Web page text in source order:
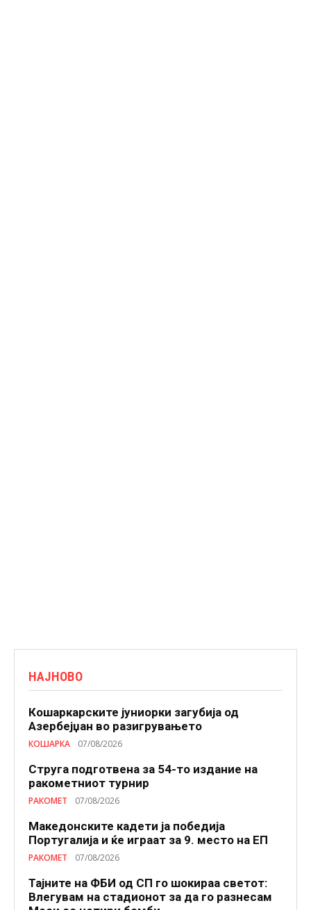
НАЈНОВО
Кошаркарските јуниорки загубија од
Азербејџан во разигрувањето
КОШАРКА 07/08/2026
Струга подготвена за 54-то издание на
ракометниот турнир
РАКОМЕТ 07/08/2026
Македонските кадети ја победија
Португалија и ќе играат за 9. место на ЕП
РАКОМЕТ 07/08/2026
Тајните на ФБИ од СП го шокираа светот:
Влегувам на стадионот за да го разнесам